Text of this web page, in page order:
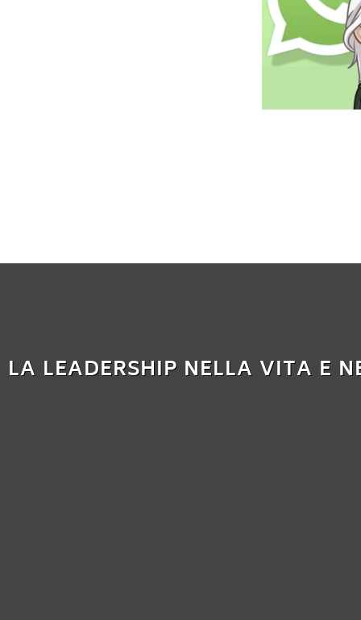
LA LEADERSHIP NELLA VITA E